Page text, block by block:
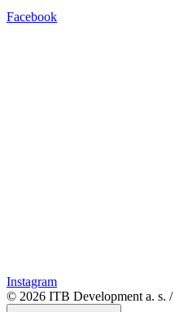
Facebook
Instagram
© 2026 ITB Development a. s. /